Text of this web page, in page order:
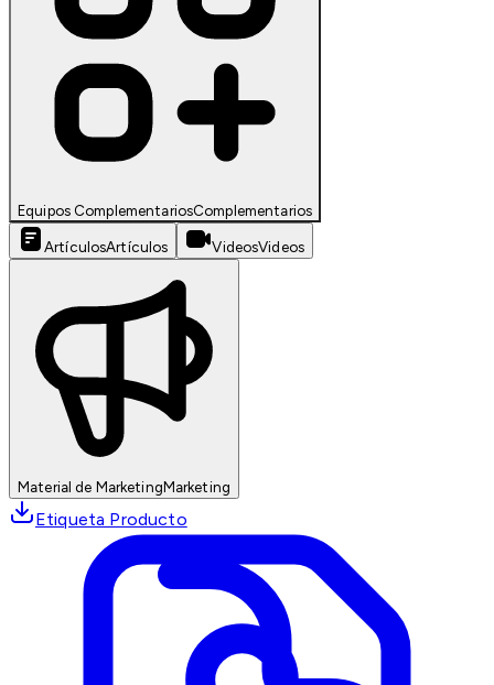
Equipos ComplementariosComplementarios
ArtículosArtículos VideosVideos
Material de MarketingMarketing
Etiqueta Producto